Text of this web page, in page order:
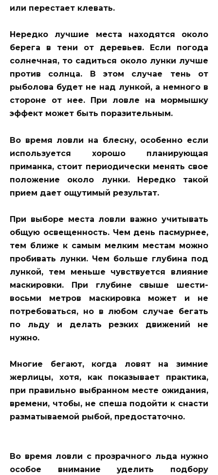
или перестает клевать.
Нередко лучшие места находятся около
берега в тени от деревьев. Если погода
солнечная, то садиться около лунки лучше
против солнца. В этом случае тень от
рыболова будет не над лункой, а немного в
стороне от нее. При ловле на мормышку
эффект может быть поразительным.
Во время ловли на блесну, особенно если
используется хорошо планирующая
приманка, стоит периодически менять свое
положение около лунки. Нередко такой
прием дает ощутимый результат.
При выборе места ловли важно учитывать
общую освещенность. Чем день пасмурнее,
тем ближе к самым мелким местам можно
пробивать лунки. Чем больше глубина под
лункой, тем меньше чувствуется влияние
маскировки. При глубине свыше шести-
восьми метров маскировка может и не
потребоваться, но в любом случае бегать
по льду и делать резких движений не
нужно.
Многие бегают, когда ловят на зимние
жерлицы, хотя, как показывает практика,
при правильно выбранном месте ожидания,
времени, чтобы, не спеша подойти к снасти
разматываемой рыбой, предостаточно.
Во время ловли с прозрачного льда нужно
особое внимание уделить подбору